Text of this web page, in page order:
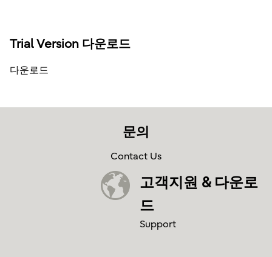
Trial Version 다운로드
다운로드
문의
Contact Us
고객지원 & 다운로
드
Support